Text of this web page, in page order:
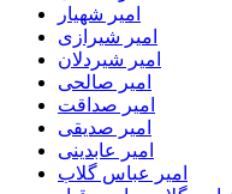
امیر شهیار
امیر شیرازی
امیر شیردلان
امیر صالحی
امیر صداقت
امیر صدیقی
امیر عابدینی
امیر عباس گلاب